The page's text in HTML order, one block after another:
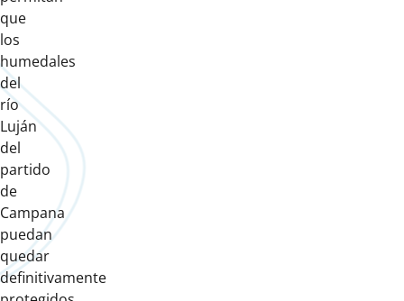
que
los
humedales
del
río
Luján
del
partido
de
Campana
puedan
quedar
definitivamente